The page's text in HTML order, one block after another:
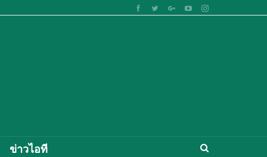
ข่าวไอที